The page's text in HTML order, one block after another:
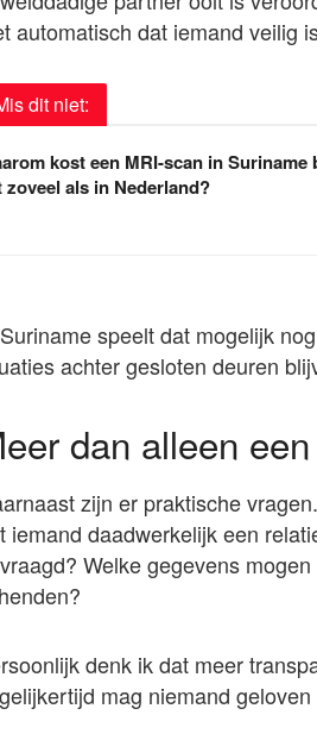
automatisch dat iemand veilig
dit niet:
kost een MRI-scan in Suriname
zoveel als in Nederland?
speelt dat mogelijk
achter gesloten deuren
dan alleen
zijn er praktische
iemand daadwerkelijk een
Welke gegevens
denk ik dat meer
mag niemand